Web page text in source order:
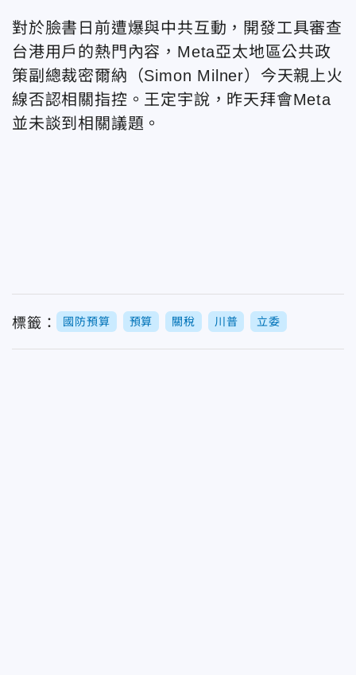
對於臉書日前遭爆與中共互動，開發工具審查
台港用戶的熱門內容，Meta亞太地區公共政
策副總裁密爾納（Simon Milner）今天親上火
線否認相關指控。王定宇說，昨天拜會Meta
並未談到相關議題。
標籤： 國防預算 預算 關稅 川普 立委